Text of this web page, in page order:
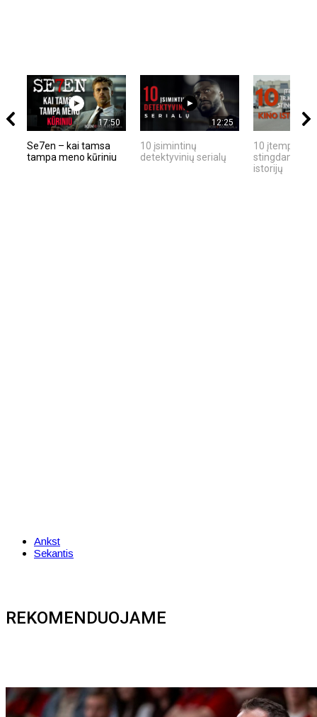
17:50
Se7en – kai tamsa
tampa meno kūriniu
12:25
10 įsimintinų
detektyvinių serialų
10 įtemptų,
stingdančių
istorijų
Ankst
Sekantis
REKOMENDUOJAME